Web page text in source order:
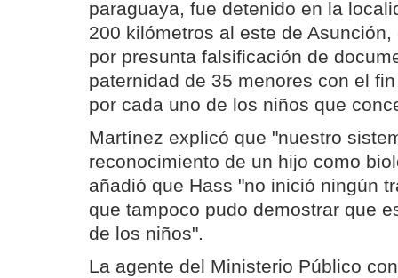
paraguaya, fue detenido en la
200 kilómetros al este de
por presunta falsificación de
paternidad de 35 menores con el
por cada uno de los niños que
Martínez explicó que "nuestro
reconocimiento de un hijo como
añadió que Hass "no inició ningún
que tampoco pudo demostrar que
de los niños".
La agente del Ministerio Público